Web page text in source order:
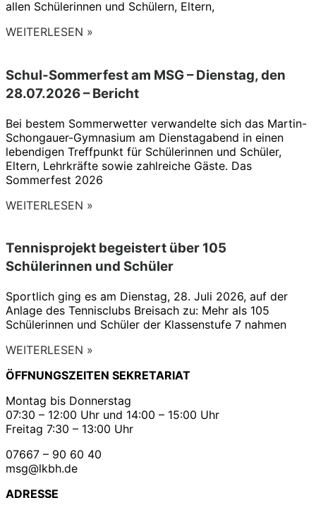
allen Schülerinnen und Schülern, Eltern,
WEITERLESEN »
Schul-Sommerfest am MSG – Dienstag, den
28.07.2026 – Bericht
Bei bestem Sommerwetter verwandelte sich das Martin-
Schongauer-Gymnasium am Dienstagabend in einen
lebendigen Treffpunkt für Schülerinnen und Schüler,
Eltern, Lehrkräfte sowie zahlreiche Gäste. Das
Sommerfest 2026
WEITERLESEN »
Tennisprojekt begeistert über 105
Schülerinnen und Schüler
Sportlich ging es am Dienstag, 28. Juli 2026, auf der
Anlage des Tennisclubs Breisach zu: Mehr als 105
Schülerinnen und Schüler der Klassenstufe 7 nahmen
WEITERLESEN »
ÖFFNUNGSZEITEN SEKRETARIAT
Montag bis Donnerstag
07:30 – 12:00 Uhr und 14:00 – 15:00 Uhr
Freitag 7:30 – 13:00 Uhr
07667 – 90 60 40
msg@lkbh.de
ADRESSE